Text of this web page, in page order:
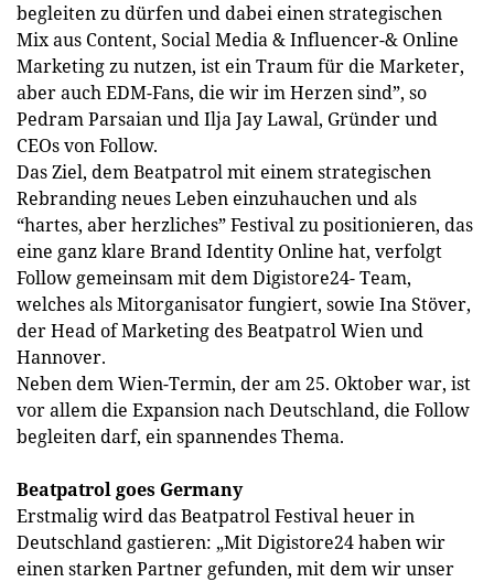
begleiten zu dürfen und dabei einen strategischen
Mix aus Content, Social Media & Influencer-& Online
Marketing zu nutzen, ist ein Traum für die Marketer,
aber auch EDM-Fans, die wir im Herzen sind”, so
Pedram Parsaian und Ilja Jay Lawal, Gründer und
CEOs von Follow.
Das Ziel, dem Beatpatrol mit einem strategischen
Rebranding neues Leben einzuhauchen und als
“hartes, aber herzliches” Festival zu positionieren, das
eine ganz klare Brand Identity Online hat, verfolgt
Follow gemeinsam mit dem Digistore24- Team,
welches als Mitorganisator fungiert, sowie Ina Stöver,
der Head of Marketing des Beatpatrol Wien und
Hannover.
Neben dem Wien-Termin, der am 25. Oktober war, ist
vor allem die Expansion nach Deutschland, die Follow
begleiten darf, ein spannendes Thema.
Beatpatrol goes Germany
Erstmalig wird das Beatpatrol Festival heuer in
Deutschland gastieren: „Mit Digistore24 haben wir
einen starken Partner gefunden, mit dem wir unser